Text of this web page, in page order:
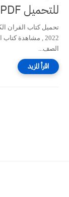
للتحميل PDF رابط ومشاهدة مباشرة
تحميل كتاب القران
الصف...